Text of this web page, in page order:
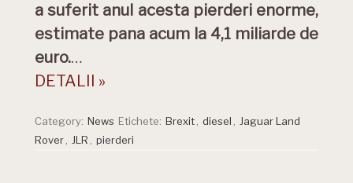
a suferit anul acesta pierderi enorme,
estimate pana acum la 4,1 miliarde de
euro.…
DETALII »
Category: News Etichete: Brexit diesel
Jaguar Land
Rover
JLR pierderi